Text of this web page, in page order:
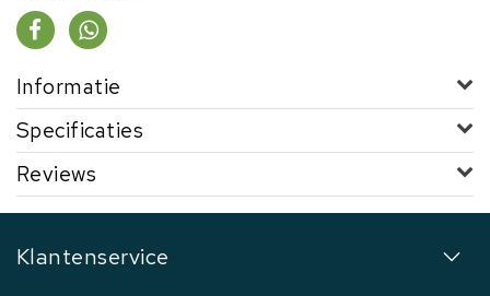
Informatie
Specificaties
Reviews
Klantenservice